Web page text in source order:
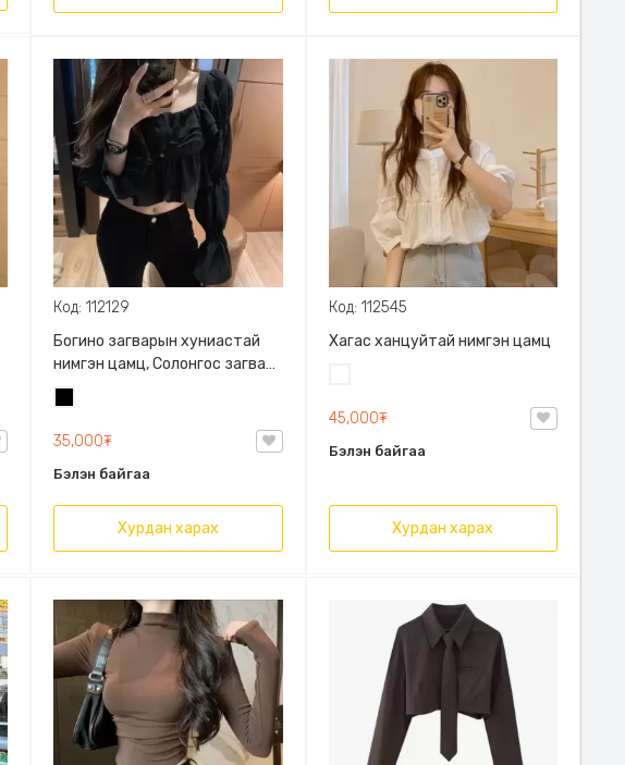
Код: 112129
Богино загварын хуниастай
нимгэн цамц, Солонгос загвар,
Урт ханцуйтай, Товчтой
35,000₮
Бэлэн байгаа
Хурдан харах
Код: 112545
Хагас ханцуйтай нимгэн цамц
45,000₮
Бэлэн байгаа
Хурдан харах